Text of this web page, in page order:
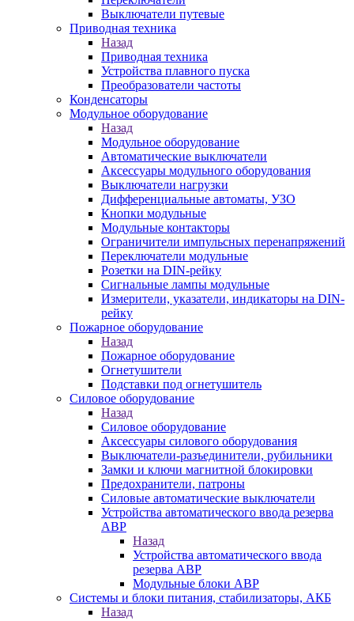
Выключатели путевые
Приводная техника
Назад
Приводная техника
Устройства плавного пуска
Преобразователи частоты
Конденсаторы
Модульное оборудование
Назад
Модульное оборудование
Автоматические выключатели
Аксессуары модульного оборудования
Выключатели нагрузки
Дифференциальные автоматы, УЗО
Кнопки модульные
Модульные контакторы
Ограничители импульсных перенапряжений
Переключатели модульные
Розетки на DIN-рейку
Сигнальные лампы модульные
Измерители, указатели, индикаторы на DIN-
рейку
Пожарное оборудование
Назад
Пожарное оборудование
Огнетушители
Подставки под огнетушитель
Силовое оборудование
Назад
Силовое оборудование
Аксессуары силового оборудования
Выключатели-разъединители, рубильники
Замки и ключи магнитной блокировки
Предохранители, патроны
Силовые автоматические выключатели
Устройства автоматического ввода резерва
АВР
Назад
Устройства автоматического ввода
резерва АВР
Модульные блоки АВР
Системы и блоки питания, стабилизаторы, АКБ
Назад